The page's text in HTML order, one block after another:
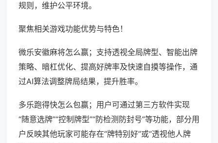
规则，维护公平环境。
聚焦相关游戏功能优势与特色！
微乐安徽麻将怎么赢；支持透视全局牌型、智能出牌
策略、暗杠优化、提高好牌率及快速自摸等操作，通
过AI算法调整牌局结果，提升胜率。
多乐跑得快怎么包赢；用户可通过第三方软件实现
“随意选牌”“控制牌型”“防检测防封号”等功能，部分用
户反映其他玩家可能存在“牌特别好”或“透视他人牌